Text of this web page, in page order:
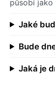
působí jako
Jaké
Bude
Jaká je